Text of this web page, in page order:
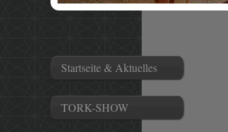
Startseite & Aktuelles
TORK-SHOW